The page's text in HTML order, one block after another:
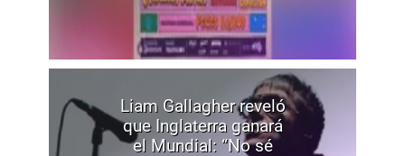
Liam Gallagher reveló
que Inglaterra ganará
el Mundial: “No sé